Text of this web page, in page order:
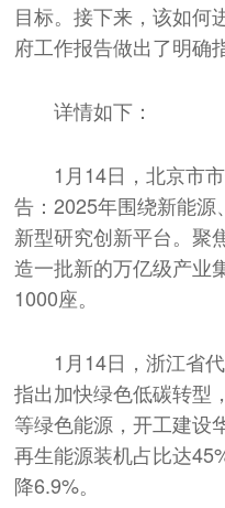
目标。接下来，该如何
府工作报告做出了明确
详情如下：
1月14日，北京市
告：2025年围绕新能
新型研究创新平台。聚
造一批新的万亿级产业
1000座。
1月14日，浙江省
指出加快绿色低碳转型
等绿色能源，开工建设
再生能源装机占比达
降6.9%。